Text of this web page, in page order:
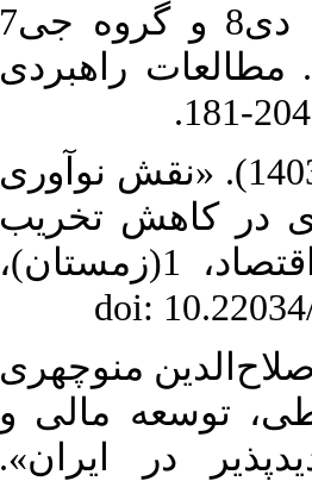
شواهدی از کشورهای عضو گروه دی8 و گروه جی7
مطالعات راهبردی
5. جواهری، بختیار و وحید عزیزی (1403). «نقش نوآوری
در کاهش تخریب
محیط‌ زیست ایران». مجلس و اقتصاد، 1(زمستان)،
منوچهری
توسعه مالی و
در ایران».